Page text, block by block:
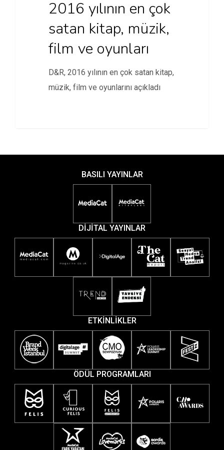
2016 yılının en çok
satan kitap, müzik,
film ve oyunları
D&R, 2016 yılının en çok satan kitap,
müzik, film ve oyunlarını açıkladı
BASILI YAYINLAR
DİJİTAL YAYINLAR
ETKİNLİKLER
ÖDÜL PROGRAMLARI